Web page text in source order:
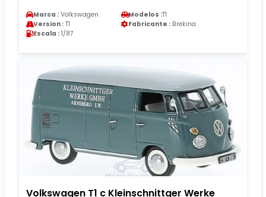
Marca : Volkswagen Modelos :T1
Version : T1 Fabricante : Brekina
Escala : 1/87
Volkswagen T1 c Kleinschnittger Werke